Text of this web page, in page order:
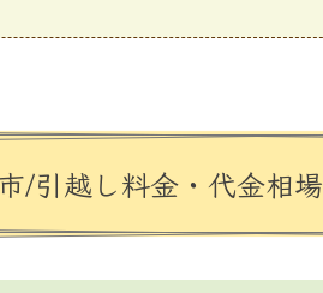
/引越し料金・代金相場